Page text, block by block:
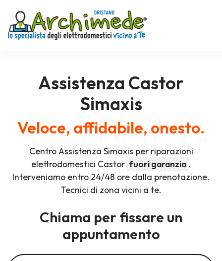
Assistenza Castor
Simaxis
Veloce, affidabile, onesto.
Centro Assistenza Simaxis per riparazioni
elettrodomestici Castor fuori garanzia .
Interveniamo entro 24/48 ore dalla prenotazione.
Tecnici di zona vicini a te.
Chiama per fissare un
appuntamento